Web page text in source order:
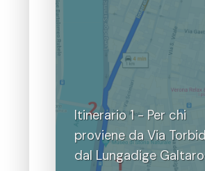
Itinerario 1 - Per chi
proviene da Via
dal Lungadige